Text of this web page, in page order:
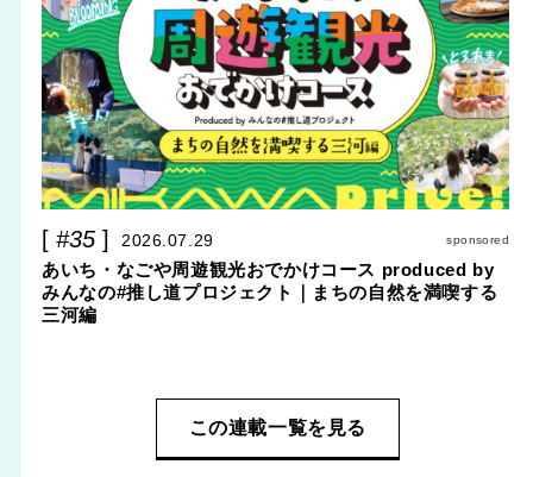
#35 2026.07.29 sponsored
あいち・なごや周遊観光おでかけコース produced by
みんなの#推し道プロジェクト｜まちの自然を満喫する
三河編
この連載一覧を見る